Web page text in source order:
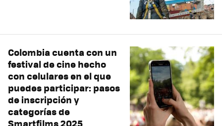
Colombia cuenta con un
festival de cine hecho
con celulares en el que
puedes participar: pasos
de inscripción y
categorías de